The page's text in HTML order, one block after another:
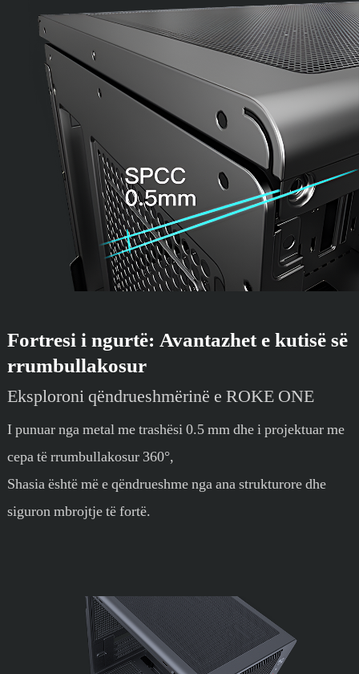
Fortresi i ngurtë: Avantazhet e kutisë së
rrumbullakosur
Eksploroni qëndrueshmërinë e ROKE ONE
I punuar nga metal me trashësi 0.5 mm dhe i projektuar me
cepa të rrumbullakosur 360°,
Shasia është më e qëndrueshme nga ana strukturore dhe
siguron mbrojtje të fortë.